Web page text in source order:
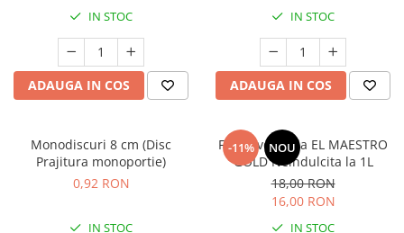
IN STOC
ADAUGA IN COS
IN STOC
ADAUGA IN COS
Monodiscuri 8 cm (Disc
Prajitura monoportie)
0,92 RON
IN STOC
-11% NOU
Frisca vegetala EL MAESTRO
GOLD Neindulcita la 1L
18,00 RON
16,00 RON
IN STOC